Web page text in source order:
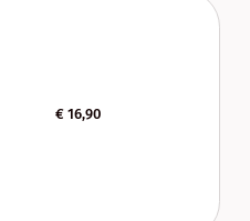
€ 16,90